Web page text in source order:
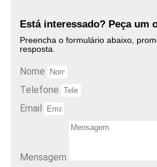
Está interessado? Peça um
Preencha o formulário abaixo,
resposta.
Nome
Telefone
Email
Mensagem